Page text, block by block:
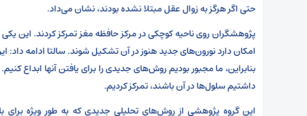
حتی اگر هرگز به زوال عقل مبتلا نشده بودند، نشان می‌داد.
پژوهشگران روی ناحیه کوچکی در مرکز حافظه مغز تمرکز کردند. این
امکان دارد نورون‌های جدید هنوز در آن تشکیل شوند. سالتا ادامه داد:
بنابراین، ما مجبور بودیم روش‌های جدیدی را برای یافتن آنها ابداع
داشتیم سلول‌ها در آن باشند، تمرکز کردیم.
این گروه پژوهشی از روش‌های تحلیلی جدیدی که به‌ طور ویژه برای